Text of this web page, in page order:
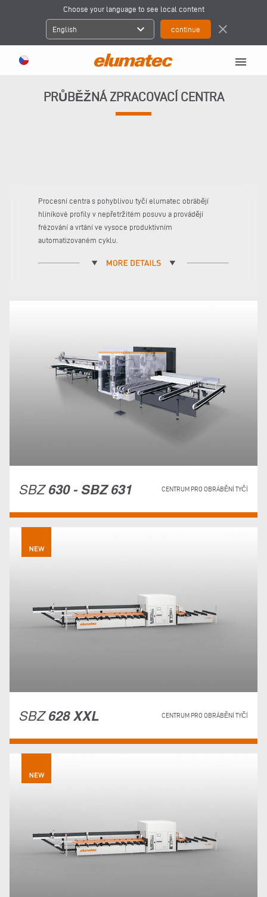
Choose your language to see local content
English expand_more close
menu
PRŮBĚŽNÁ ZPRACOVACÍ CENTRA
Procesní centra s pohyblivou tyčí elumatec obrábějí
hliníkové profily v nepřetržitém posuvu a provádějí
frézování a vrtání ve vysoce produktivním
automatizovaném cyklu.
SBZ 630 - SBZ 631 CENTRUM PRO OBRÁBĚNÍ TYČÍ
SBZ 628 XXL CENTRUM PRO OBRÁBĚNÍ TYČÍ